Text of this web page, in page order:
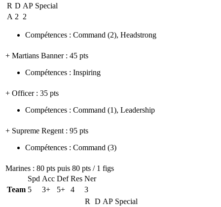
R D AP Special
A 2 2
Compétences : Command (2), Headstrong
+ Martians Banner: 45 pts
Compétences : Inspiring
+ Officer: 35 pts
Compétences : Command (1), Leadership
+ Supreme Regent : 95 pts
Compétences : Command (3)
Marines : 80 pts puis 80 pts / 1 figs
Spd Acc Def Res Ner
Team 5 3+ 5+ 4
3
R
D AP Special